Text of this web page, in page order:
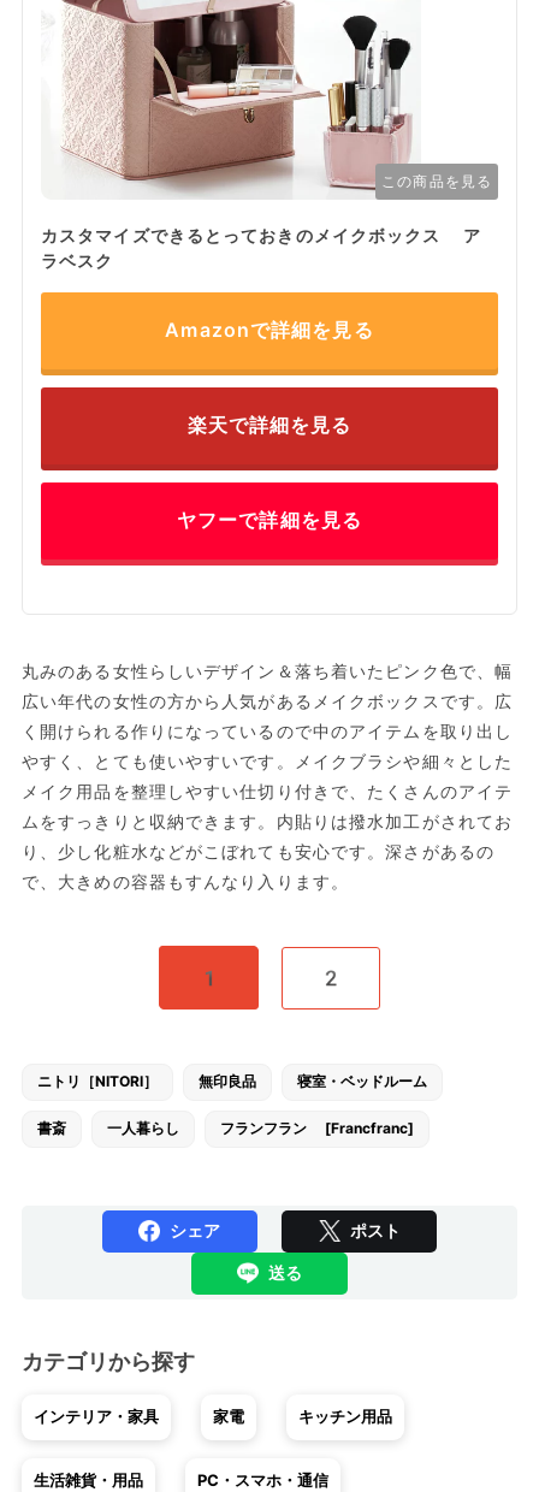
この商品を見る
カスタマイズできるとっておきのメイクボックス ア
ラベスク
Amazonで詳細を見る
楽天で詳細を見る
ヤフーで詳細を見る
丸みのある女性らしいデザイン＆落ち着いたピンク色で、幅
広い年代の女性の方から人気があるメイクボックスです。広
く開けられる作りになっているので中のアイテムを取り出し
やすく、とても使いやすいです。メイクブラシや細々とした
メイク用品を整理しやすい仕切り付きで、たくさんのアイテ
ムをすっきりと収納できます。内貼りは撥水加工がされてお
り、少し化粧水などがこぼれても安心です。深さがあるの
で、大きめの容器もすんなり入ります。
1 2
ニトリ［NITORI］ 無印良品 寝室・ベッドルーム
書斎 一人暮らし フランフラン [Francfranc]
シェア ポスト
送る
カテゴリから探す
インテリア・家具 家電 キッチン用品
生活雑貨・用品 PC・スマホ・通信